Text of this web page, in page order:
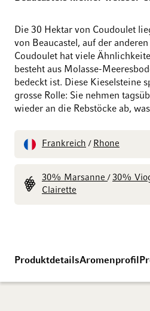
Die 30 Hektar von Coudoulet
von Beaucastel, auf der
Coudoulet hat viele
besteht aus Molasse-
bedeckt ist. Diese Kieselsteine
grosse Rolle: Sie nehmen
wieder an die Rebstöcke ab,
Frankreich / Rhone
30% Marsanne/ 30%
Clairette
ProduktdetailsAromenprofil